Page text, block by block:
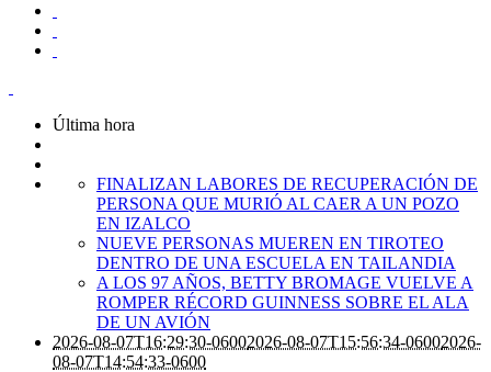
Última hora
FINALIZAN LABORES DE RECUPERACIÓN DE
PERSONA QUE MURIÓ AL CAER A UN POZO
EN IZALCO
NUEVE PERSONAS MUEREN EN TIROTEO
DENTRO DE UNA ESCUELA EN TAILANDIA
A LOS 97 AÑOS, BETTY BROMAGE VUELVE A
ROMPER RÉCORD GUINNESS SOBRE EL ALA
DE UN AVIÓN
2026-08-07T16:29:30-06002026-08-07T15:56:34-06002026-
08-07T14:54:33-0600